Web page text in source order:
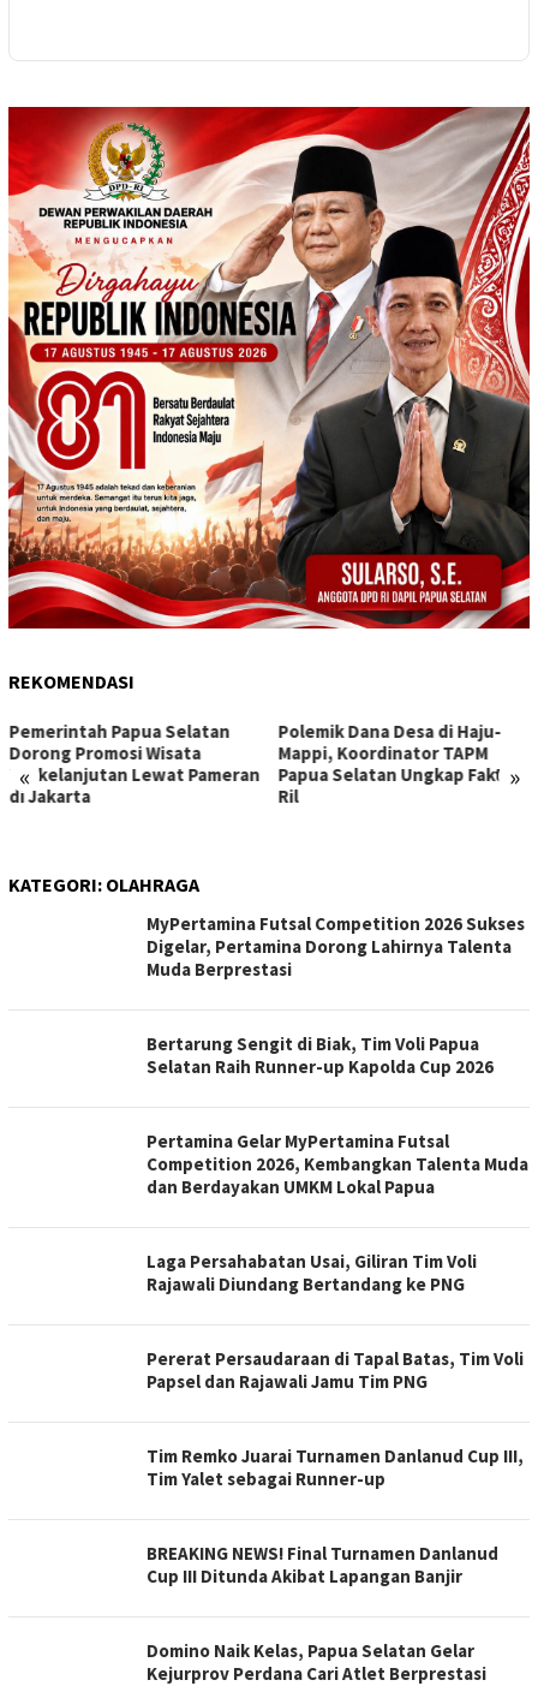
REKOMENDASI
« »
Pemerintah Papua Selatan
Dorong Promosi Wisata
Berkelanjutan Lewat Pameran
di Jakarta
Polemik Dana Desa di Haju-
Mappi, Koordinator TAPM
Papua Selatan Ungkap Fakta
Ril
KATEGORI: OLAHRAGA
MyPertamina Futsal Competition 2026 Sukses
Digelar, Pertamina Dorong Lahirnya Talenta
Muda Berprestasi
​Bertarung Sengit di Biak, Tim Voli Papua
Selatan Raih Runner-up Kapolda Cup 2026
Pertamina Gelar MyPertamina Futsal
Competition 2026, Kembangkan Talenta Muda
dan Berdayakan UMKM Lokal Papua
Laga Persahabatan Usai, Giliran Tim Voli
Rajawali Diundang Bertandang ke PNG
Pererat Persaudaraan di Tapal Batas, Tim Voli
Papsel dan Rajawali Jamu Tim PNG
Tim Remko Juarai Turnamen Danlanud Cup III,
Tim Yalet sebagai Runner-up
BREAKING NEWS! Final Turnamen Danlanud
Cup III Ditunda Akibat Lapangan Banjir
Domino Naik Kelas, Papua Selatan Gelar
Kejurprov Perdana Cari Atlet Berprestasi